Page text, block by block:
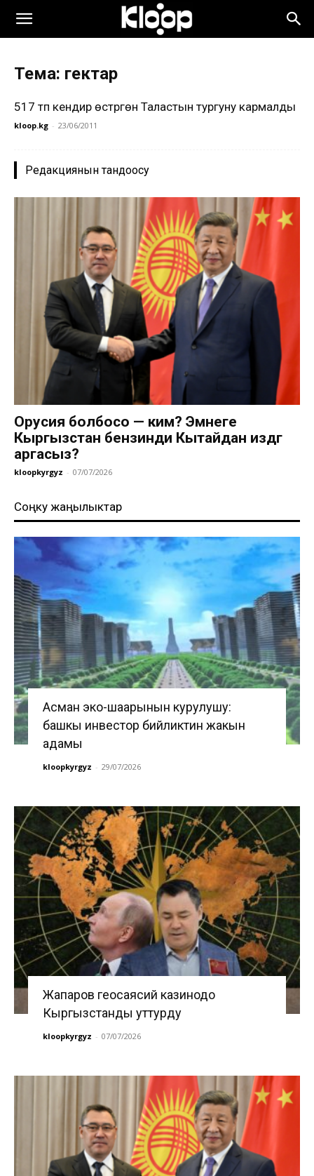
Тема: гектар
517 түп кендир өстүргөн Таластын тургуну кармалды
kloop.kg - 23/06/2011
Редакциянын тандоосу
Орусия болбосо — ким? Эмнеге
Кыргызстан бензинди Кытайдан издөөгө
аргасыз?
kloopkyrgyz - 07/07/2026
Соңку жаңылыктар
Асман эко-шаарынын курулушу:
башкы инвестор бийликтин жакын
адамы
kloopkyrgyz - 29/07/2026
Жапаров геосаясий казинодо
Кыргызстанды уттурду
kloopkyrgyz - 07/07/2026